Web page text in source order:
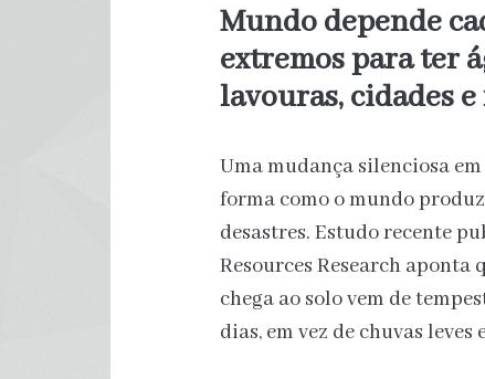
Mundo depende
extremos para ter
lavouras, cidades
Uma mudança silenciosa
forma como o mundo
desastres. Estudo recente
Resources Research aponta
chega ao solo vem de
dias, em vez de chuvas